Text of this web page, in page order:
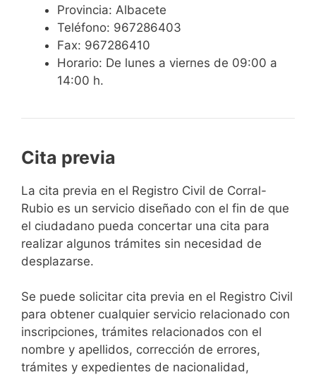
Provincia: Albacete
Teléfono: 967286403
Fax: 967286410
Horario: De lunes a viernes de 09:00 a
14:00 h.
Cita previa
​​​​​​​​​​​​​​​​​​​​​​​​​​​​La cita previa en el Registro Civil de Corral-
Rubio es un servicio diseñado con el fin de que
el ciudadano pueda concertar una cita para
realizar algunos trámites sin necesidad de
desplazarse.​
Se puede solicitar cita previa en el Registro Civil
para obtener cualquier servicio relacionado con
inscripciones, trámites relacionados con el
nombre y apellidos, corrección de errores,
trámites y expedientes de nacionalidad,